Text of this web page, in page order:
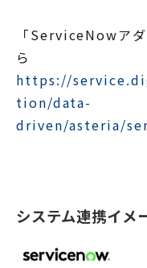
「ServiceNowア
ら
https://
tion/data-
driven/asteria/
システム連携イメ